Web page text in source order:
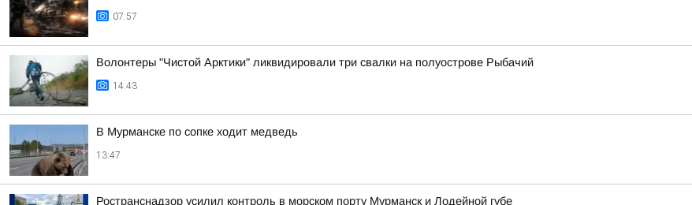
07:57
Волонтеры "Чистой Арктики" ликвидировали три свалки на полуострове Рыбачий
14:43
В Мурманске по сопке ходит медведь
13:47
Ространснадзор усилил контроль в морском порту Мурманск и Лодейной губе